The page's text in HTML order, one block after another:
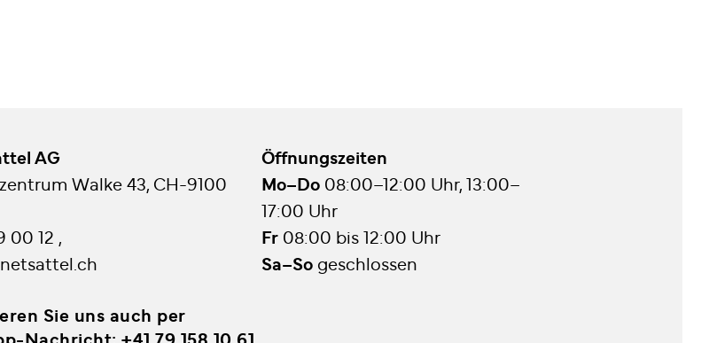
AG
Walke 43, CH-9100
00 12 ,
Sie uns auch per
Öffnungszeiten
Mo–Do 08:00–12:00 Uhr, 13:00–
17:00 Uhr
Fr 08:00 bis 12:00 Uhr
Sa–So geschlossen